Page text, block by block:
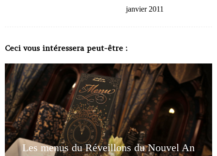
janvier 2011
Ceci vous intéressera peut-être :
Les menus du Réveillons du Nouvel An